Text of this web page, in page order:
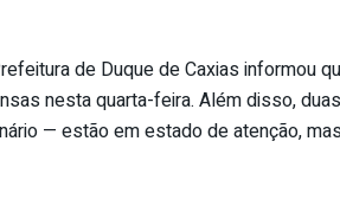
de Duque de Caxias informou
nesta quarta-feira. Além disso,
— estão em estado de atenção,